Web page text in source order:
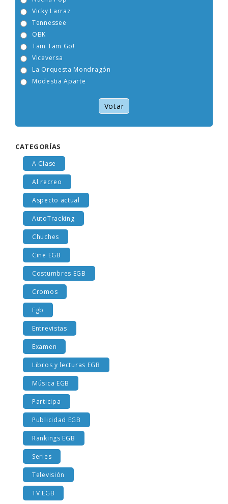
Nacha Pop
Vicky Larraz
La Orquesta Mondragón
Modestia Aparte
Votar
A Clase
Al recreo
Aspecto actual
AutoTracking
Chuches
Cine EGB
Costumbres EGB
Cromos
Egb
Entrevistas
Examen
Libros y lecturas EGB
Música EGB
Participa
Publicidad EGB
Rankings EGB
Series
Televisión
TV EGB